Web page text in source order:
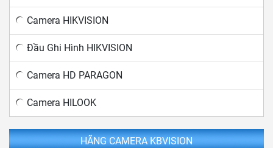
Camera HIKVISION
Đầu Ghi Hình HIKVISION
Camera HD PARAGON
Camera HILOOK
HÃNG CAMERA KBVISION